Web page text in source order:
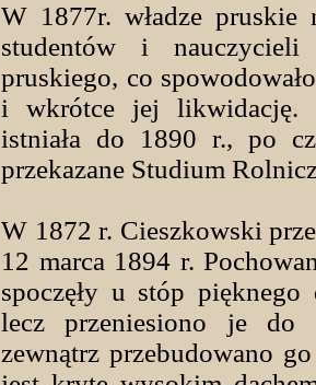
W 1877r. władze pruskie
studentów i
pruskiego, co
i wkrótce jej likwidację.
istniała do 1890 r., po
przekazane Studium
W 1872 r. Cieszkowski
12 marca 1894 r.
spoczęły u stóp
lecz przeniesiono je do
zewnątrz przebudowano